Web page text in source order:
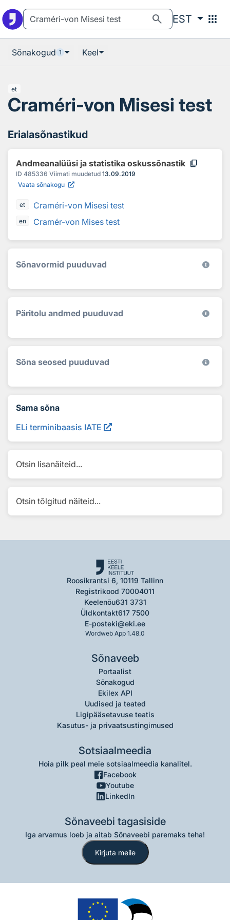
search EST apps
Sõnakogud 1 Keel
et
Craméri-von Misesi test
Erialasõnastikud
Andmeanalüüsi ja statistika oskussõnastik content_copy
ID 485336 Viimati muudetud 13.09.2019
Vaata sõnakogu
et Craméri-von Misesi test
en Cramér-von Mises test
Sõnavormid puuduvad
Päritolu andmed puuduvad
Sõna seosed puuduvad
Sama sõna
ELi terminibaasis IATE
Otsin lisanäiteid...
Otsin tõlgitud näiteid...
Roosikrantsi 6, 10119 Tallinn
Registrikood 70004011
Keelenõu631 3731
Üldkontakt617 7500
E-posteki@eki.ee
Wordweb App 1.48.0
Sõnaveeb
Portaalist
Sõnakogud
Ekilex API
Uudised ja teated
Ligipääsetavuse teatis
Kasutus- ja privaatsustingimused
Sotsiaalmeedia
Hoia pilk peal meie sotsiaalmeedia kanalitel.
Facebook
Youtube
LinkedIn
Sõnaveebi tagasiside
Iga arvamus loeb ja aitab Sõnaveebi paremaks teha!
Kirjuta meile